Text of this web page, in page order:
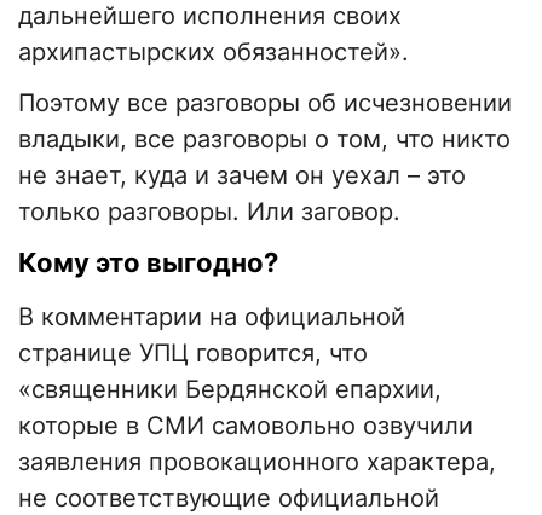
дальнейшего исполнения своих
архипастырских обязанностей».
Поэтому все разговоры об исчезновении
владыки, все разговоры о том, что никто
не знает, куда и зачем он уехал – это
только разговоры. Или заговор.
Кому это выгодно?
В комментарии на официальной
странице УПЦ говорится, что
«священники Бердянской епархии,
которые в СМИ самовольно озвучили
заявления провокационного характера,
не соответствующие официальной